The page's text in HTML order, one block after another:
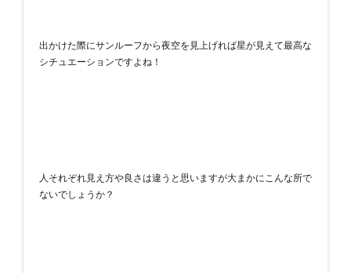
出かけた際にサンルーフから夜空を見上げれば星が見えて最高な
シチュエーションですよね！
人それぞれ見え方や良さは違うと思いますが大まかにこんな所で
ないでしょうか？